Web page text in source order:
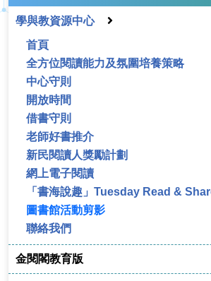
學與教資源中心
首頁
全方位閱讀能力及氛圍培養策略
中心守則
開放時間
借書守則
老師好書推介
新民閱讀人獎勵計劃
網上電子閱讀
「書海說趣」Tuesday Read &
圖書館活動剪影
聯絡我們
金閱閣教育版